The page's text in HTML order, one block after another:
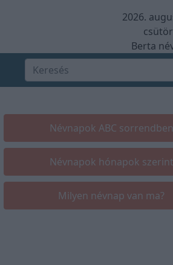
2026.
Berta
Névnapok ABC sorrendben
Névnapok hónapok szerint
Milyen névnap van ma?